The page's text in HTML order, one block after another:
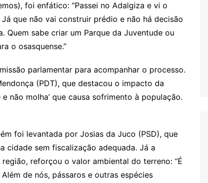
foi enfático: “Passei no Adalgiza e vi o
que não vai construir prédio e não há decisão
Quem sabe criar um Parque da Juventude ou
o osasquense.”
parlamentar para acompanhar o processo.
(PDT), que destacou o impacto da
não molha’ que causa sofrimento à população.
foi levantada por Josias da Juco (PSD), que
cidade sem fiscalização adequada. Já a
reforçou o valor ambiental do terreno: “É
de nós, pássaros e outras espécies